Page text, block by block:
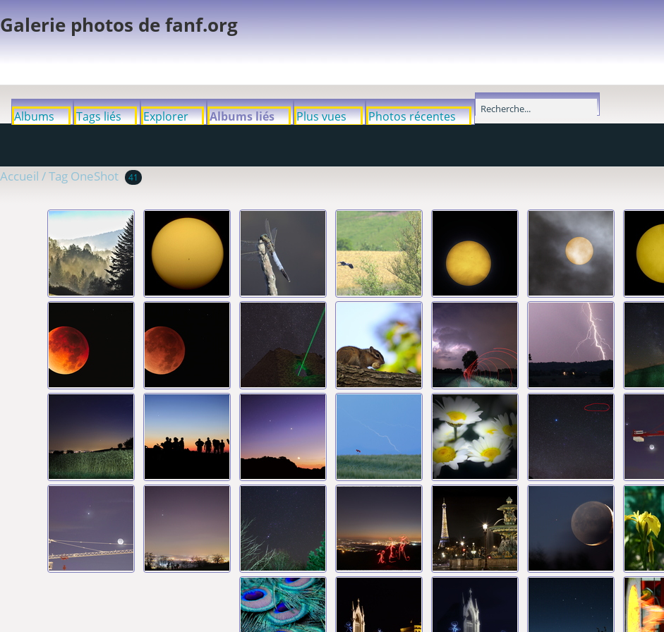
Galerie photos de fanf.org
Albums Tags liés Explorer Albums liés Plus vues Photos récentes
Accueil /Tag OneShot 41